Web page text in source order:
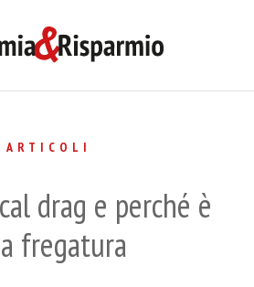
ARTICOLI
drag e perché è
fregatura